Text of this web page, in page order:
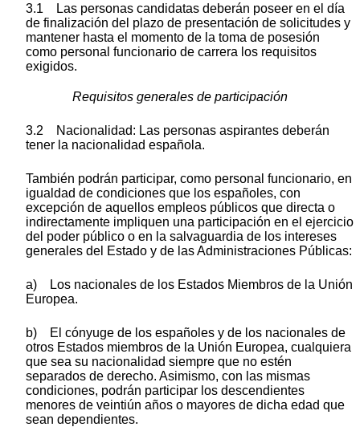
3.1 Las personas candidatas deberán poseer en el día
de finalización del plazo de presentación de solicitudes y
mantener hasta el momento de la toma de posesión
como personal funcionario de carrera los requisitos
exigidos.
Requisitos generales de participación
3.2 Nacionalidad: Las personas aspirantes deberán
tener la nacionalidad española.
También podrán participar, como personal funcionario, en
igualdad de condiciones que los españoles, con
excepción de aquellos empleos públicos que directa o
indirectamente impliquen una participación en el ejercicio
del poder público o en la salvaguardia de los intereses
generales del Estado y de las Administraciones Públicas:
a) Los nacionales de los Estados Miembros de la Unión
Europea.
b) El cónyuge de los españoles y de los nacionales de
otros Estados miembros de la Unión Europea, cualquiera
que sea su nacionalidad siempre que no estén
separados de derecho. Asimismo, con las mismas
condiciones, podrán participar los descendientes
menores de veintiún años o mayores de dicha edad que
sean dependientes.